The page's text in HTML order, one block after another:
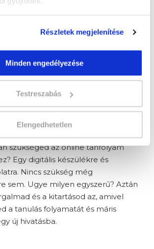
Részletek megjelenítése
Minden engedélyezése
Testreszabás
Elengedhetetlen
coach?
hozzád tanácsért, ha nem tudják a
pedig tudják, hogy mit is
újabb lendületet vesznek? Akkor
testhezálló szakma!
szükséged az online tanfolyam
Egy digitális készülékre és
Nincs szükség még
sem. Ugye milyen egyszerű? Aztán
és a kitartásod az, amivel
a tanulás folyamatát és máris
új hivatásba.